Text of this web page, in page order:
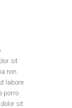
sit
non
labore
porro
sit